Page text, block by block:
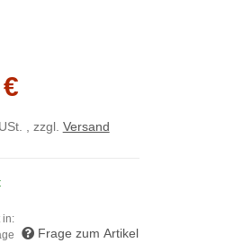
, zzgl. Versand
in:
Frage zum Artikel